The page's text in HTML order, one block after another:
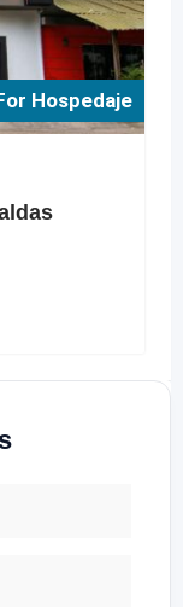
Hospedaje